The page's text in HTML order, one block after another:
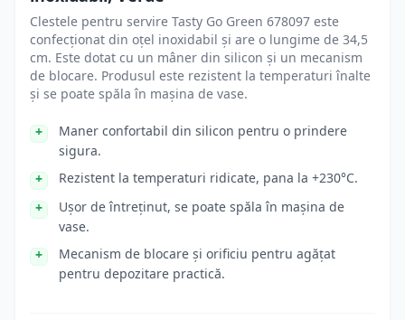
Clestele pentru servire Tasty Go Green 678097 este
confecționat din oțel inoxidabil și are o lungime de 34,5
cm. Este dotat cu un mâner din silicon și un mecanism
de blocare. Produsul este rezistent la temperaturi înalte
și se poate spăla în mașina de vase.
Maner confortabil din silicon pentru o prindere
sigura.
Rezistent la temperaturi ridicate, pana la +230°C.
Ușor de întreținut, se poate spăla în mașina de
vase.
Mecanism de blocare și orificiu pentru agățat
pentru depozitare practică.